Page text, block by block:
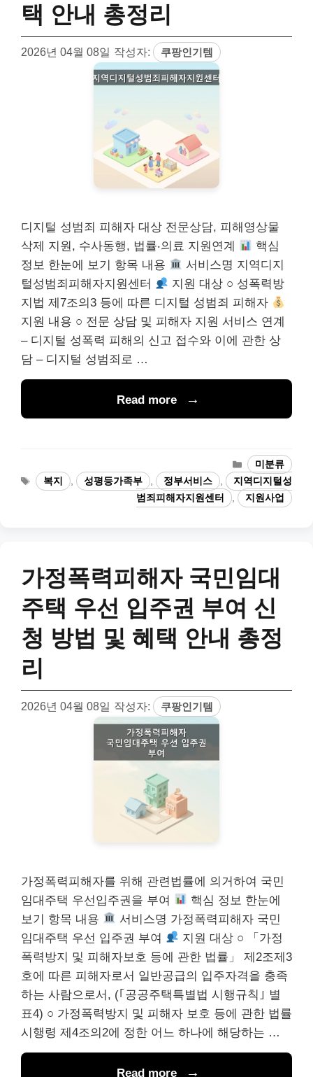
택 안내 총정리
2026년 04월 08일 작성자: 쿠팡인기템
디지털 성범죄 피해자 대상 전문상담, 피해영상물
삭제 지원, 수사동행, 법률‧의료 지원연계
핵심
정보 한눈에 보기 항목 내용
서비스명 지역디지
털성범죄피해자지원센터
지원 대상 ○ 성폭력방
지법 제7조의3 등에 따른 디지털 성범죄 피해자
지원 내용 ○ 전문 상담 및 피해자 지원 서비스 연계
– 디지털 성폭력 피해의 신고 접수와 이에 관한 상
담 – 디지털 성범죄로 …
Read more
카
테
고
리
미분류
태
그
복지 , 성평등가족부 , 정부서비스 ,
지역디지털성
범죄피해자지원센터
, 지원사업
가정폭력피해자 국민임대
주택 우선 입주권 부여 신
청 방법 및 혜택 안내 총정
리
2026년 04월 08일 작성자: 쿠팡인기템
가정폭력피해자를 위해 관련법률에 의거하여 국민
임대주택 우선입주권을 부여
핵심 정보 한눈에
보기 항목 내용
서비스명 가정폭력피해자 국민
임대주택 우선 입주권 부여
지원 대상 ○ 「가정
폭력방지 및 피해자보호 등에 관한 법률」 제2조제3
호에 따른 피해자로서 일반공급의 입주자격을 충족
하는 사람으로서, (｢공공주택특별법 시행규칙｣ 별
표4) ○ 가정폭력방지 및 피해자 보호 등에 관한 법률
시행령 제4조의2에 정한 어느 하나에 해당하는 …
Read more